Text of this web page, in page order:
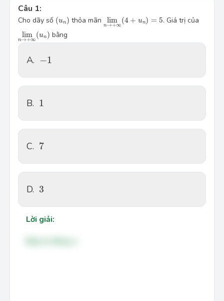
Câu 1:
Cho dãy số (un )
(u_n) thỏa mãn lim
n→+∞
(4 + un) = 5
\underset{n\to +\infty. Giá trị của
lim
n→+∞
(un )
\underset{n\to +\infty }{\mathop{\lim}}\,(u_n)
bằng
A. −1
-1
B. 1
1
C. 7
7
D. 3
3
Lời giải: